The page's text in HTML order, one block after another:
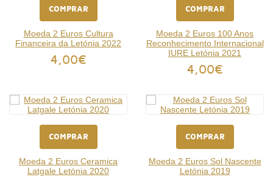
COMPRAR
Moeda 2 Euros Cultura
Financeira da Letónia 2022
4,00€
COMPRAR
Moeda 2 Euros 100 Anos
Reconhecimento Internacional
IURE Letónia 2021
4,00€
COMPRAR
Moeda 2 Euros Ceramica
Latgale Letónia 2020
COMPRAR
Moeda 2 Euros Sol Nascente
Letónia 2019